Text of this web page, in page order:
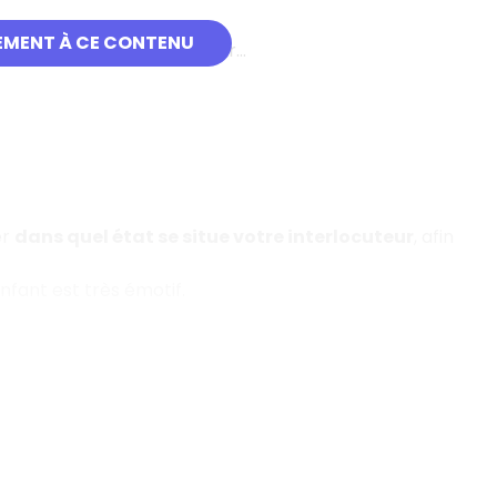
À CE CONTENU
le produit, le toucher…